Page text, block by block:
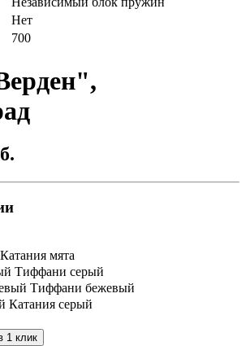
Нет
700
Катания мята
Тиффани серый
Тиффани бежевый
Катания серый
1 клик